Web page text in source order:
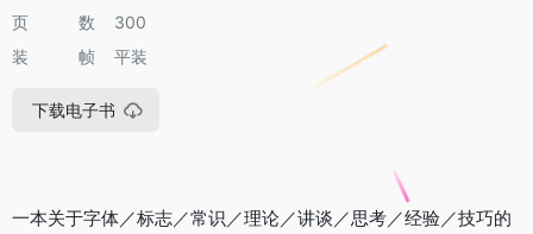
页数
300
装帧
平装
下载电子书
一本关于字体／标志／常识／理论／讲谈／思考／经验／技巧的